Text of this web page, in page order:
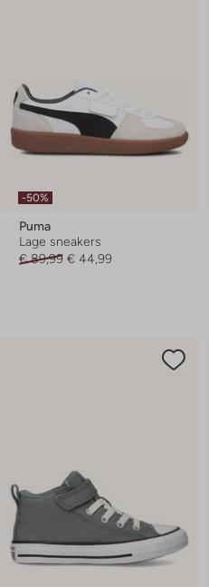
-50%
Puma
Lage sneakers
€ 89,99 € 44,99